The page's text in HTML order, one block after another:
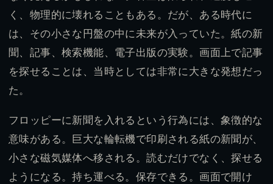
く、物理的に壊れることもある。だが、ある時代に
は、その小さな円盤の中に未来が入っていた。紙の新
聞、記事、検索機能、電子出版の実験。画面上で記事
を探せることは、当時としては非常に大きな発想だっ
た。
フロッピーに新聞を入れるという行為には、象徴的な
意味がある。巨大な輪転機で印刷される紙の新聞が、
小さな磁気媒体へ移される。読むだけでなく、探せる
ようになる。持ち運べる。保存できる。画面で開け